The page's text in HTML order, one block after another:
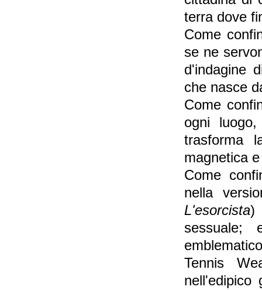
terra dove
Come
se ne
d'indagine
che nasce
Come
ogni
trasforma
magnetica
Come
nella
L'esorcista)
sessuale;
Tennis